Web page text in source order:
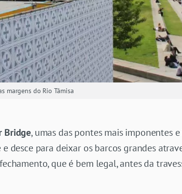
margens do Rio Tâmisa
Bridge, umas das pontes mais imponentes
desce para deixar os barcos grandes
que é bem legal, antes da